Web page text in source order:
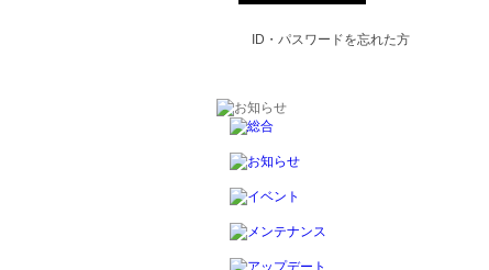
ID・パスワードを忘れた方